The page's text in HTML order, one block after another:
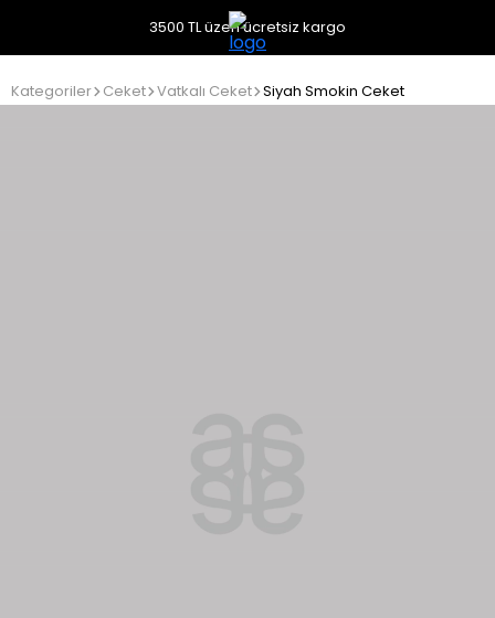
3500 TL üzeri ücretsiz kargo
Kategoriler Ceket Vatkalı Ceket Siyah Smokin Ceket